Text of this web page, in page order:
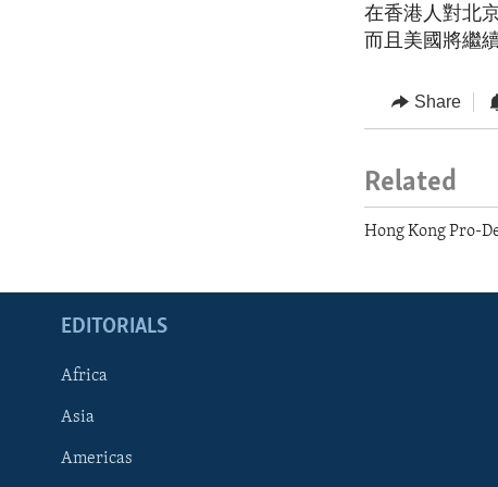
在香港人對北
而且美國將繼
Share
Related
Hong Kong Pro-
EDITORIALS
Africa
Asia
Americas